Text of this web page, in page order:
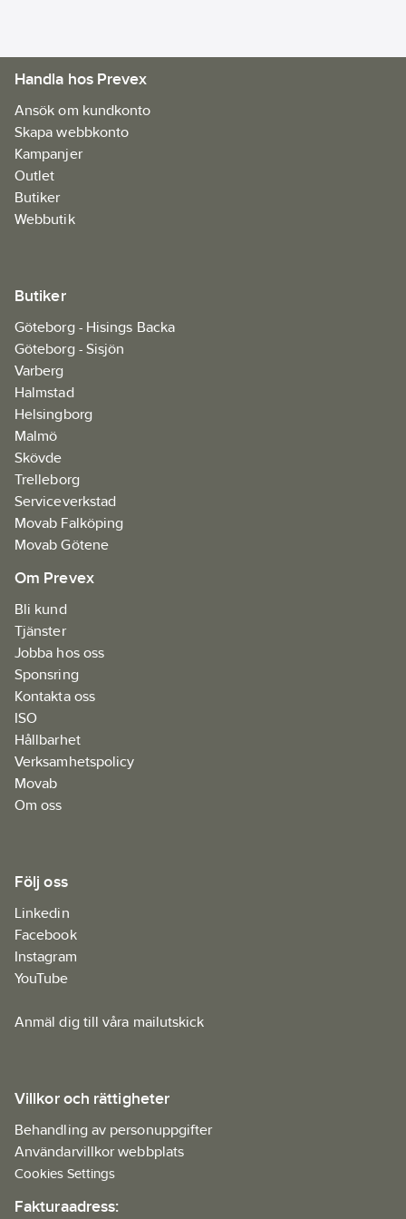
30 plåster (15 st 63x39
(22) mm och 15 st
Artikelnr:
Handla hos Prevex
Ansök om kundkonto
Skapa webbkonto
Kampanjer
Outlet
Butiker
Webbutik
Butiker
Göteborg - Hisings Backa
Göteborg - Sisjön
Varberg
Halmstad
Helsingborg
Malmö
Skövde
Trelleborg
Serviceverkstad
Movab Falköping
Movab Götene
Om Prevex
Bli kund
Tjänster
Jobba hos oss
Sponsring
Kontakta oss
ISO
Hållbarhet
Verksamhetspolicy
Movab
Om oss
Följ oss
Linkedin
Facebook
Instagram
YouTube
Anmäl dig till våra mailutskick
Villkor och rättigheter
Behandling av personuppgifter
Användarvillkor webbplats
Cookies Settings
Fakturaadress: